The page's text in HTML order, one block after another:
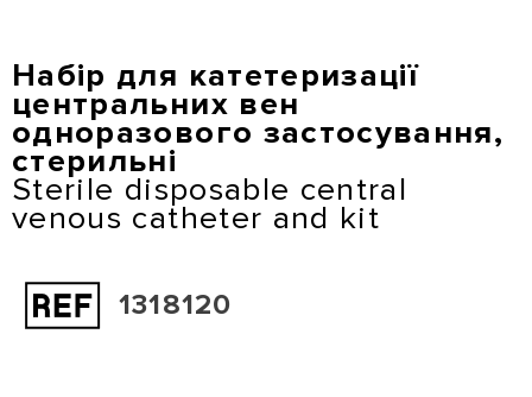
Набір для катетеризації
центральних вен
одноразового застосування,
стерильні
Sterile disposable central
venous catheter and kit
1318120